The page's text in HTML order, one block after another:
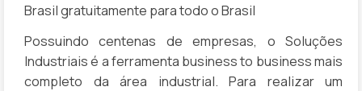
Brasil gratuitamente para todo o Brasil
Possuindo centenas de empresas, o Soluções
Industriais é a ferramenta business to business mais
completo da área industrial. Para realizar um